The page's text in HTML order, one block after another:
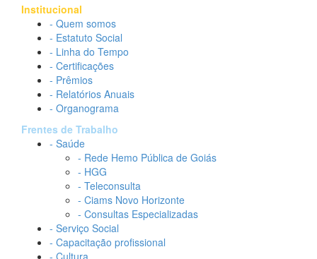
Institucional
- Quem somos
- Estatuto Social
- Linha do Tempo
- Certificações
- Prêmios
- Relatórios Anuais
- Organograma
Frentes de Trabalho
- Saúde
- Rede Hemo Pública de Goiás
- HGG
- Teleconsulta
- Ciams Novo Horizonte
- Consultas Especializadas
- Serviço Social
- Capacitação profissional